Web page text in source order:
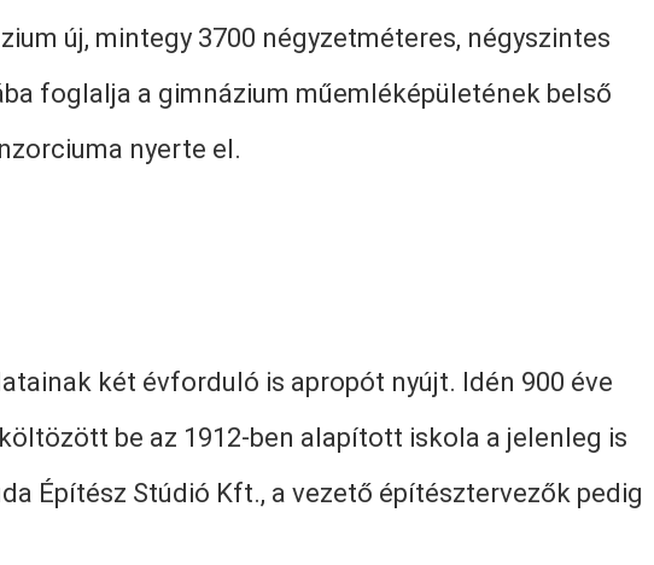
új, mintegy 3700 négyzetméteres, négyszintes
foglalja a gimnázium műemléképületének belső
nyerte el.
két évforduló is apropót nyújt. Idén 900 éve
be az 1912-ben alapított iskola a jelenleg is
Építész Stúdió Kft., a vezető építésztervezők pedig